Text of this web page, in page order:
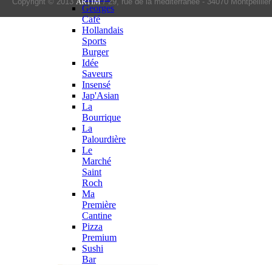
< 1 2 3 >
Georges
Café
Hollandais
Sports
Burger
Idée
Saveurs
Insensé
Jap'Asian
La
Bourrique
La
Palourdière
Le
Marché
Saint
Roch
Ma
Première
Cantine
Pizza
Premium
Sushi
Bar